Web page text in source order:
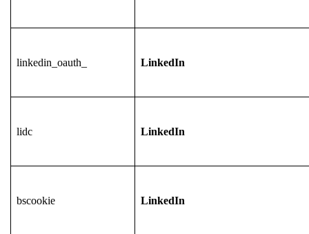
linkedin_oauth_ LinkedIn
lidc LinkedIn
bscookie LinkedIn